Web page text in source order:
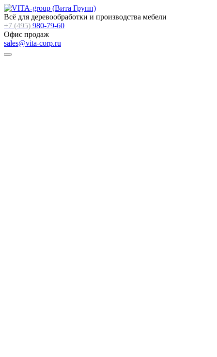
Всё для деревообработки и производства мебели
+7 (495) 980-79-60
Офис продаж
sales@vita-corp.ru